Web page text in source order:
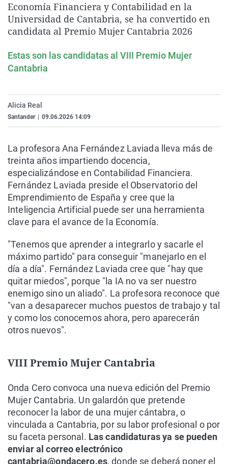
La rosa de los vientos
Gente viajera
Caso
Retornados
Operación Viuda
Extremadura
Galicia
Navarra
Virales
Televisión
Economía Financiera y Contabilidad en la
Universidad de Cantabria, se ha convertido en
candidata al Premio Mujer Cantabria 2026
Estas son las candidatas al VIII Premio Mujer
Cantabria
Alicia Real
Santander 09.06.2026 14:09
La profesora Ana Fernández Laviada lleva más de
treinta años impartiendo docencia,
especializándose en Contabilidad Financiera.
Fernández Laviada preside el Observatorio del
Emprendimiento de España y cree que la
Inteligencia Artificial puede ser una herramienta
clave para el avance de la Economía.
"Tenemos que aprender a integrarlo y sacarle el
máximo partido" para conseguir "manejarlo en el
día a día". Fernández Laviada cree que "hay que
quitar miedos", porque "la IA no va ser nuestro
enemigo sino un aliado". La profesora reconoce que
"van a desaparecer muchos puestos de trabajo y tal
y como los conocemos ahora, pero aparecerán
otros nuevos".
VIII Premio Mujer Cantabria
Onda Cero convoca una nueva edición del Premio
Mujer Cantabria. Un galardón que pretende
reconocer la labor de una mujer cántabra, o
vinculada a Cantabria, por su labor profesional o por
su faceta personal. Las candidaturas ya se pueden
enviar al correo electrónico
cantabria@ondacero.es, donde se deberá poner el